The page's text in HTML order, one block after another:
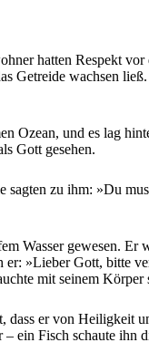
hatten Respekt vor
Getreide wachsen
Ozean, und es lag
Gott gesehen.
zu ihm: »Du
Wasser gewesen. Er
er: »Lieber Gott, bitte
mit seinem
er von Heiligkeit
– ein Fisch schaute ihn